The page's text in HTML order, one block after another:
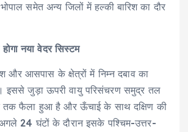
समेत अन्य जिलों में हल्की बारिश का दौर
नया वेदर सिस्टम
और आसपास के क्षेत्रों में निम्न दबाव का
इससे जुड़ा ऊपरी वायु परिसंचरण समुद्र तल
तक फैला हुआ है और ऊँचाई के साथ दक्षिण की
24 घंटों के दौरान इसके पश्चिम-उत्तर-